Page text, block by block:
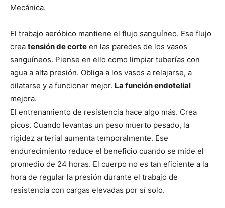
Mecánica.
El trabajo aeróbico mantiene el flujo sanguíneo. Ese flujo
crea tensión de corte en las paredes de los vasos
sanguíneos. Piense en ello como limpiar tuberías con
agua a alta presión. Obliga a los vasos a relajarse, a
dilatarse y a funcionar mejor. La función endotelial
mejora.
El entrenamiento de resistencia hace algo más. Crea
picos. Cuando levantas un peso muerto pesado, la
rigidez arterial aumenta temporalmente. Ese
endurecimiento reduce el beneficio cuando se mide el
promedio de 24 horas. El cuerpo no es tan eficiente a la
hora de regular la presión durante el trabajo de
resistencia con cargas elevadas por sí solo.